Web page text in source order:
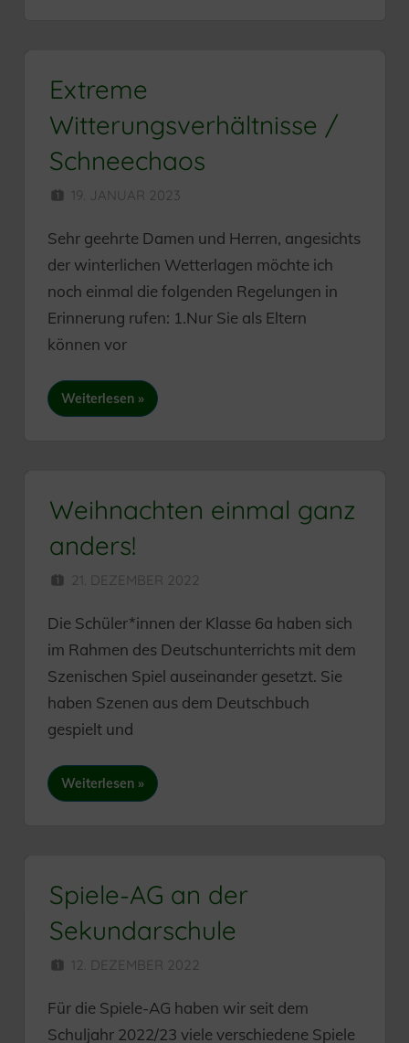
Extreme
Witterungsverhältnisse /
Schneechaos
19. JANUAR 2023
Sehr geehrte Damen und Herren, angesichts
der winterlichen Wetterlagen möchte ich
noch einmal die folgenden Regelungen in
Erinnerung rufen: 1.Nur Sie als Eltern
können vor
Weiterlesen
Weihnachten einmal ganz
anders!
21. DEZEMBER 2022
Die Schüler*innen der Klasse 6a haben sich
im Rahmen des Deutschunterrichts mit dem
Szenischen Spiel auseinander gesetzt. Sie
haben Szenen aus dem Deutschbuch
gespielt und
Weiterlesen
Spiele-AG an der
Sekundarschule
12. DEZEMBER 2022
Für die Spiele-AG haben wir seit dem
Schuljahr 2022/23 viele verschiedene Spiele